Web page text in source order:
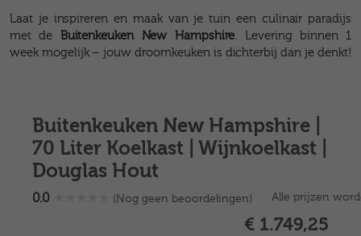
Laat je inspireren en maak van je tuin een culinair paradijs
met de Buitenkeuken New Hampshire. Levering binnen 1
week mogelijk – jouw droomkeuken is dichterbij dan je denkt!
Buitenkeuken New Hampshire |
70 Liter Koelkast | Wijnkoelkast |
Douglas Hout
0.0 (Nog geen beoordelingen) Alle prijzen
€ 1.749,25